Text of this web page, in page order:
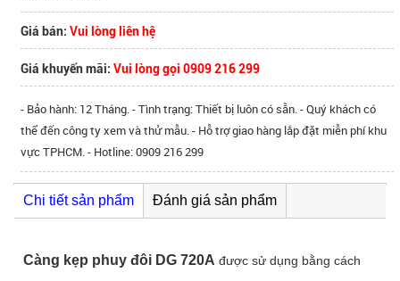
Giá bán:Vui lòng liên hệ
Giá khuyến mãi:Vui lòng gọi 0909 216 299
- Bảo hành: 12 Tháng. - Tình trạng: Thiết bị luôn có sẵn. - Quý khách có
thể đến công ty xem và thử mẫu. - Hỗ trợ giao hàng lắp đặt miễn phí khu
vực TPHCM. - Hotline: 0909 216 299
Chi tiết sản phẩm Đánh giá sản phẩm
Càng kẹp phuy đôi DG 720A được sử dụng bằng cách